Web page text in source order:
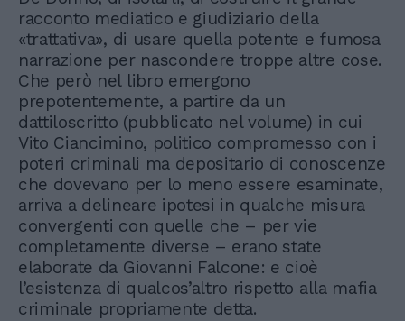
racconto mediatico e giudiziario della
«trattativa», di usare quella potente e fumosa
narrazione per nascondere troppe altre cose.
Che però nel libro emergono
prepotentemente, a partire da un
dattiloscritto (pubblicato nel volume) in cui
Vito Ciancimino, politico compromesso con i
poteri criminali ma depositario di conoscenze
che dovevano per lo meno essere esaminate,
arriva a delineare ipotesi in qualche misura
convergenti con quelle che – per vie
completamente diverse – erano state
elaborate da Giovanni Falcone: e cioè
l’esistenza di qualcos’altro rispetto alla mafia
criminale propriamente detta.